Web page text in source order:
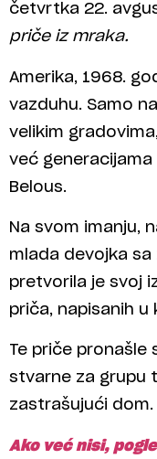
četvrtka 22.
priče iz mraka.
Amerika, 1968.
vazduhu. Samo
velikim
već
Belous.
Na svom imanju,
mlada devojka
pretvorila je svoj
priča, napisanih u
Te priče pronašle
stvarne za grupu
zastrašujući dom.
Ako već nisi,